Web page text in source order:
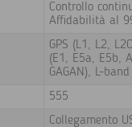
Controllo
Affidabilità al
GPS (L1, L2,
(E1, E5a, E5b,
GAGAN), L-band
555
Collegamento